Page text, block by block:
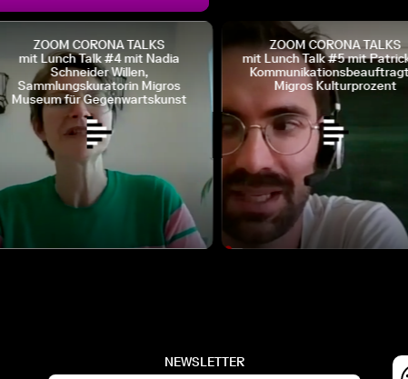
ZOOM CORONA TALKS
mit Lunch Talk #4 mit Nadia
Schneider Willen,
Sammlungskuratorin Migros
Museum für Gegenwartskunst
ZOOM CORONA TALKS
mit Lunch Talk #5 mit Patrick
Migros Kulturprozent
NEWSLETTER